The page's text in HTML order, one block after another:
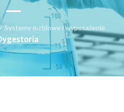
Systemy meblowe i wyposażenie